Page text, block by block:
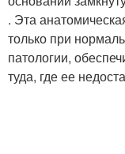
. Эта
только при
патологии,
туда, где ее